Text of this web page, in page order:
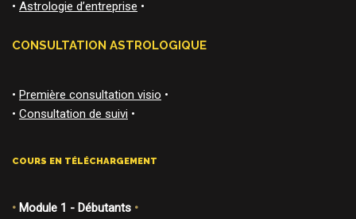
• Astrologie d’entreprise •
CONSULTATION ASTROLOGIQUE
• Première consultation visio •
• Consultation de suivi •
COURS EN TÉLÉCHARGEMENT
• Module 1 - Débutants •